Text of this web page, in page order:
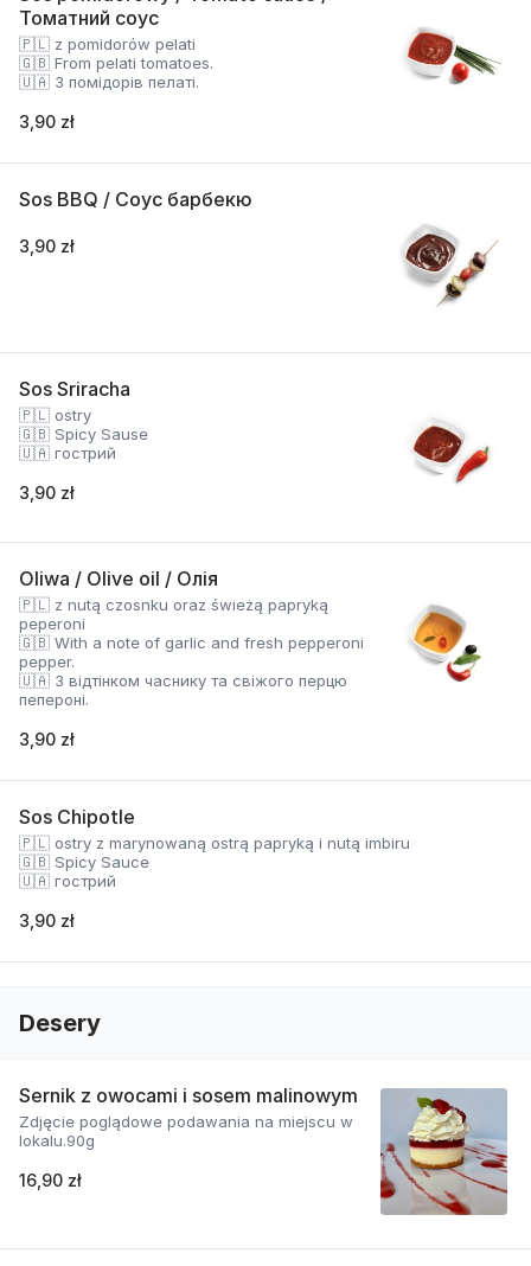
Томатний соус
🇵🇱 z pomidorów pelati
🇬🇧 From pelati tomatoes.
🇺🇦 З помідорів пелаті.
3,90 zł
Sos BBQ / Соус барбекю
3,90 zł
Sos Sriracha
🇵🇱 ostry
🇬🇧 Spicy Sause
🇺🇦 гострий
3,90 zł
Oliwa / Olive oil / Олія
🇵🇱 z nutą czosnku oraz świeżą papryką
peperoni
🇬🇧 With a note of garlic and fresh pepperoni
pepper.
🇺🇦 З відтінком часнику та свіжого перцю
пепероні.
3,90 zł
Sos Chipotle
🇵🇱 ostry z marynowaną ostrą papryką i nutą imbiru
🇬🇧 Spicy Sauce
🇺🇦 гострий
3,90 zł
Desery
Sernik z owocami i sosem malinowym
Zdjęcie poglądowe podawania na miejscu w
lokalu.90g
16,90 zł